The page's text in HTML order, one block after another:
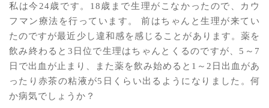
私は今24歳です。18歳まで生理がこなかったので、カウ
フマン療法を行っています。 前はちゃんと生理が来てい
たのですが最近少し違和感を感じることがあります。薬を
飲み終わると3日位で生理はちゃんとくるのですが、5～7
日で出血が止まり、また薬を飲み始めると1～2日出血があ
ったり赤茶の粘液が5日くらい出るようになりました。何
か病気でしょうか？